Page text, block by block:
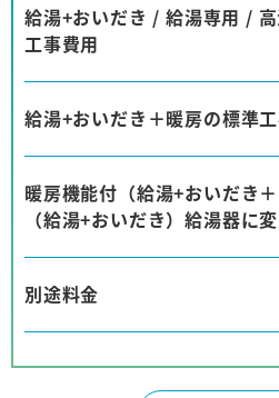
給湯+おいだき / 給湯専用 /
工事費用
給湯+おいだき＋暖房の標準
暖房機能付（給湯+おいだき
（給湯+おいだき）給湯器に
別途料金